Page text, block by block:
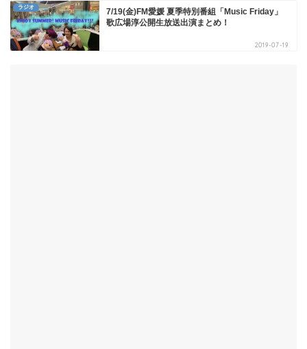
ラジオ
7/19(金)FM愛媛 夏季特別番組「Music Friday」
歌広場淳公開生放送出演まとめ！
2019-07-19